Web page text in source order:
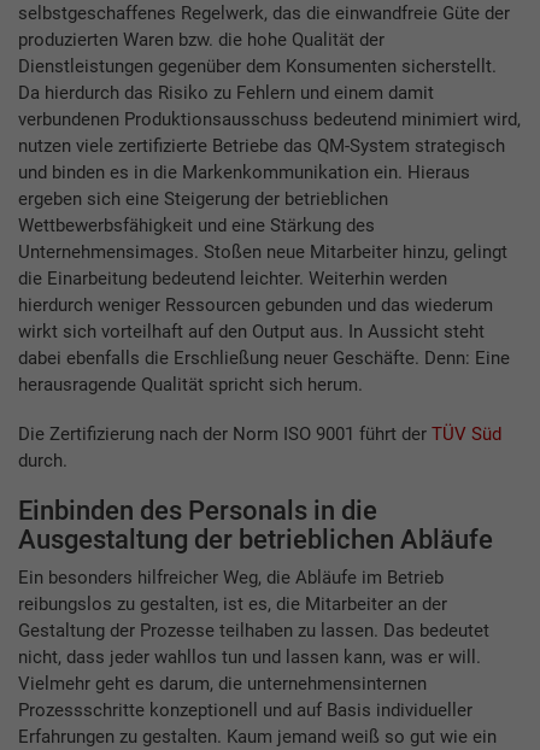
selbstgeschaffenes Regelwerk, das die einwandfreie Güte der
produzierten Waren bzw. die hohe Qualität der
Dienstleistungen gegenüber dem Konsumenten sicherstellt.
Da hierdurch das Risiko zu Fehlern und einem damit
verbundenen Produktionsausschuss bedeutend minimiert wird,
nutzen viele zertifizierte Betriebe das QM-System strategisch
und binden es in die Markenkommunikation ein. Hieraus
ergeben sich eine Steigerung der betrieblichen
Wettbewerbsfähigkeit und eine Stärkung des
Unternehmensimages. Stoßen neue Mitarbeiter hinzu, gelingt
die Einarbeitung bedeutend leichter. Weiterhin werden
hierdurch weniger Ressourcen gebunden und das wiederum
wirkt sich vorteilhaft auf den Output aus. In Aussicht steht
dabei ebenfalls die Erschließung neuer Geschäfte. Denn: Eine
herausragende Qualität spricht sich herum.
Die Zertifizierung nach der Norm ISO 9001 führt der TÜV Süd
durch.
Einbinden des Personals in die
Ausgestaltung der betrieblichen Abläufe
Ein besonders hilfreicher Weg, die Abläufe im Betrieb
reibungslos zu gestalten, ist es, die Mitarbeiter an der
Gestaltung der Prozesse teilhaben zu lassen. Das bedeutet
nicht, dass jeder wahllos tun und lassen kann, was er will.
Vielmehr geht es darum, die unternehmensinternen
Prozessschritte konzeptionell und auf Basis individueller
Erfahrungen zu gestalten. Kaum jemand weiß so gut wie ein